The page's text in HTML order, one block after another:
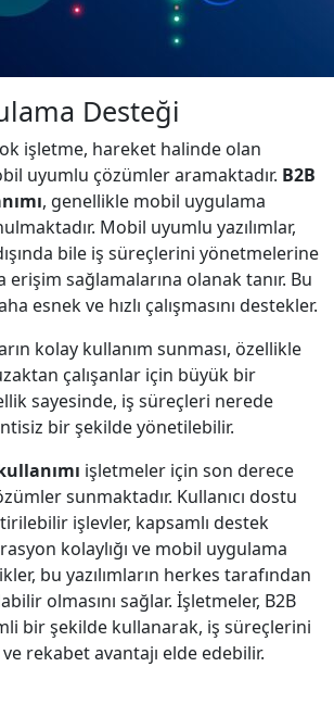
Desteği
işletme, hareket halinde olan
uyumlu çözümler aramaktadır. B2B
, genellikle mobil uygulama
Mobil uyumlu yazılımlar,
bile iş süreçlerini yönetmelerine
erişim sağlamalarına olanak tanır. Bu
esnek ve hızlı çalışmasını destekler.
kolay kullanım sunması, özellikle
çalışanlar için büyük bir
sayesinde, iş süreçleri nerede
bir şekilde yönetilebilir.
işletmeler için son derece
sunmaktadır. Kullanıcı dostu
işlevler, kapsamlı destek
kolaylığı ve mobil uygulama
bu yazılımların herkes tarafından
olmasını sağlar. İşletmeler, B2B
bir şekilde kullanarak, iş süreçlerini
rekabet avantajı elde edebilir.